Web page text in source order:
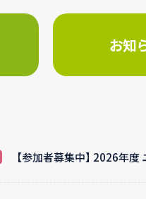
お知
【参加者募集中】 2026年